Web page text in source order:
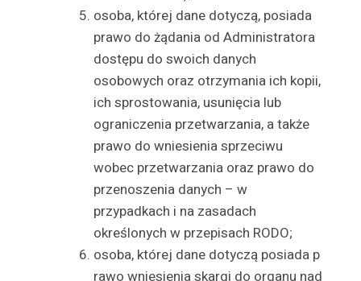
osoba, której dane dotyczą, posiada
prawo do żądania od Administratora
dostępu do swoich danych
osobowych oraz otrzymania ich kopii,
ich sprostowania, usunięcia lub
ograniczenia przetwarzania, a także
prawo do wniesienia sprzeciwu
wobec przetwarzania oraz prawo do
przenoszenia danych – w
przypadkach i na zasadach
określonych w przepisach RODO;
osoba, której dane dotyczą posiada p
rawo wniesienia skargi do organu nad